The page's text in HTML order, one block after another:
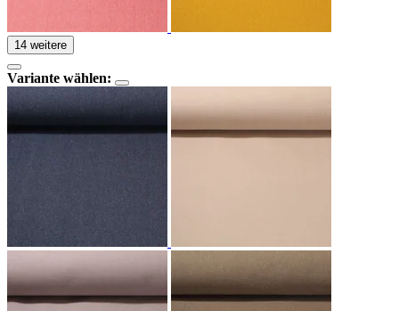
14 weitere
Variante wählen: